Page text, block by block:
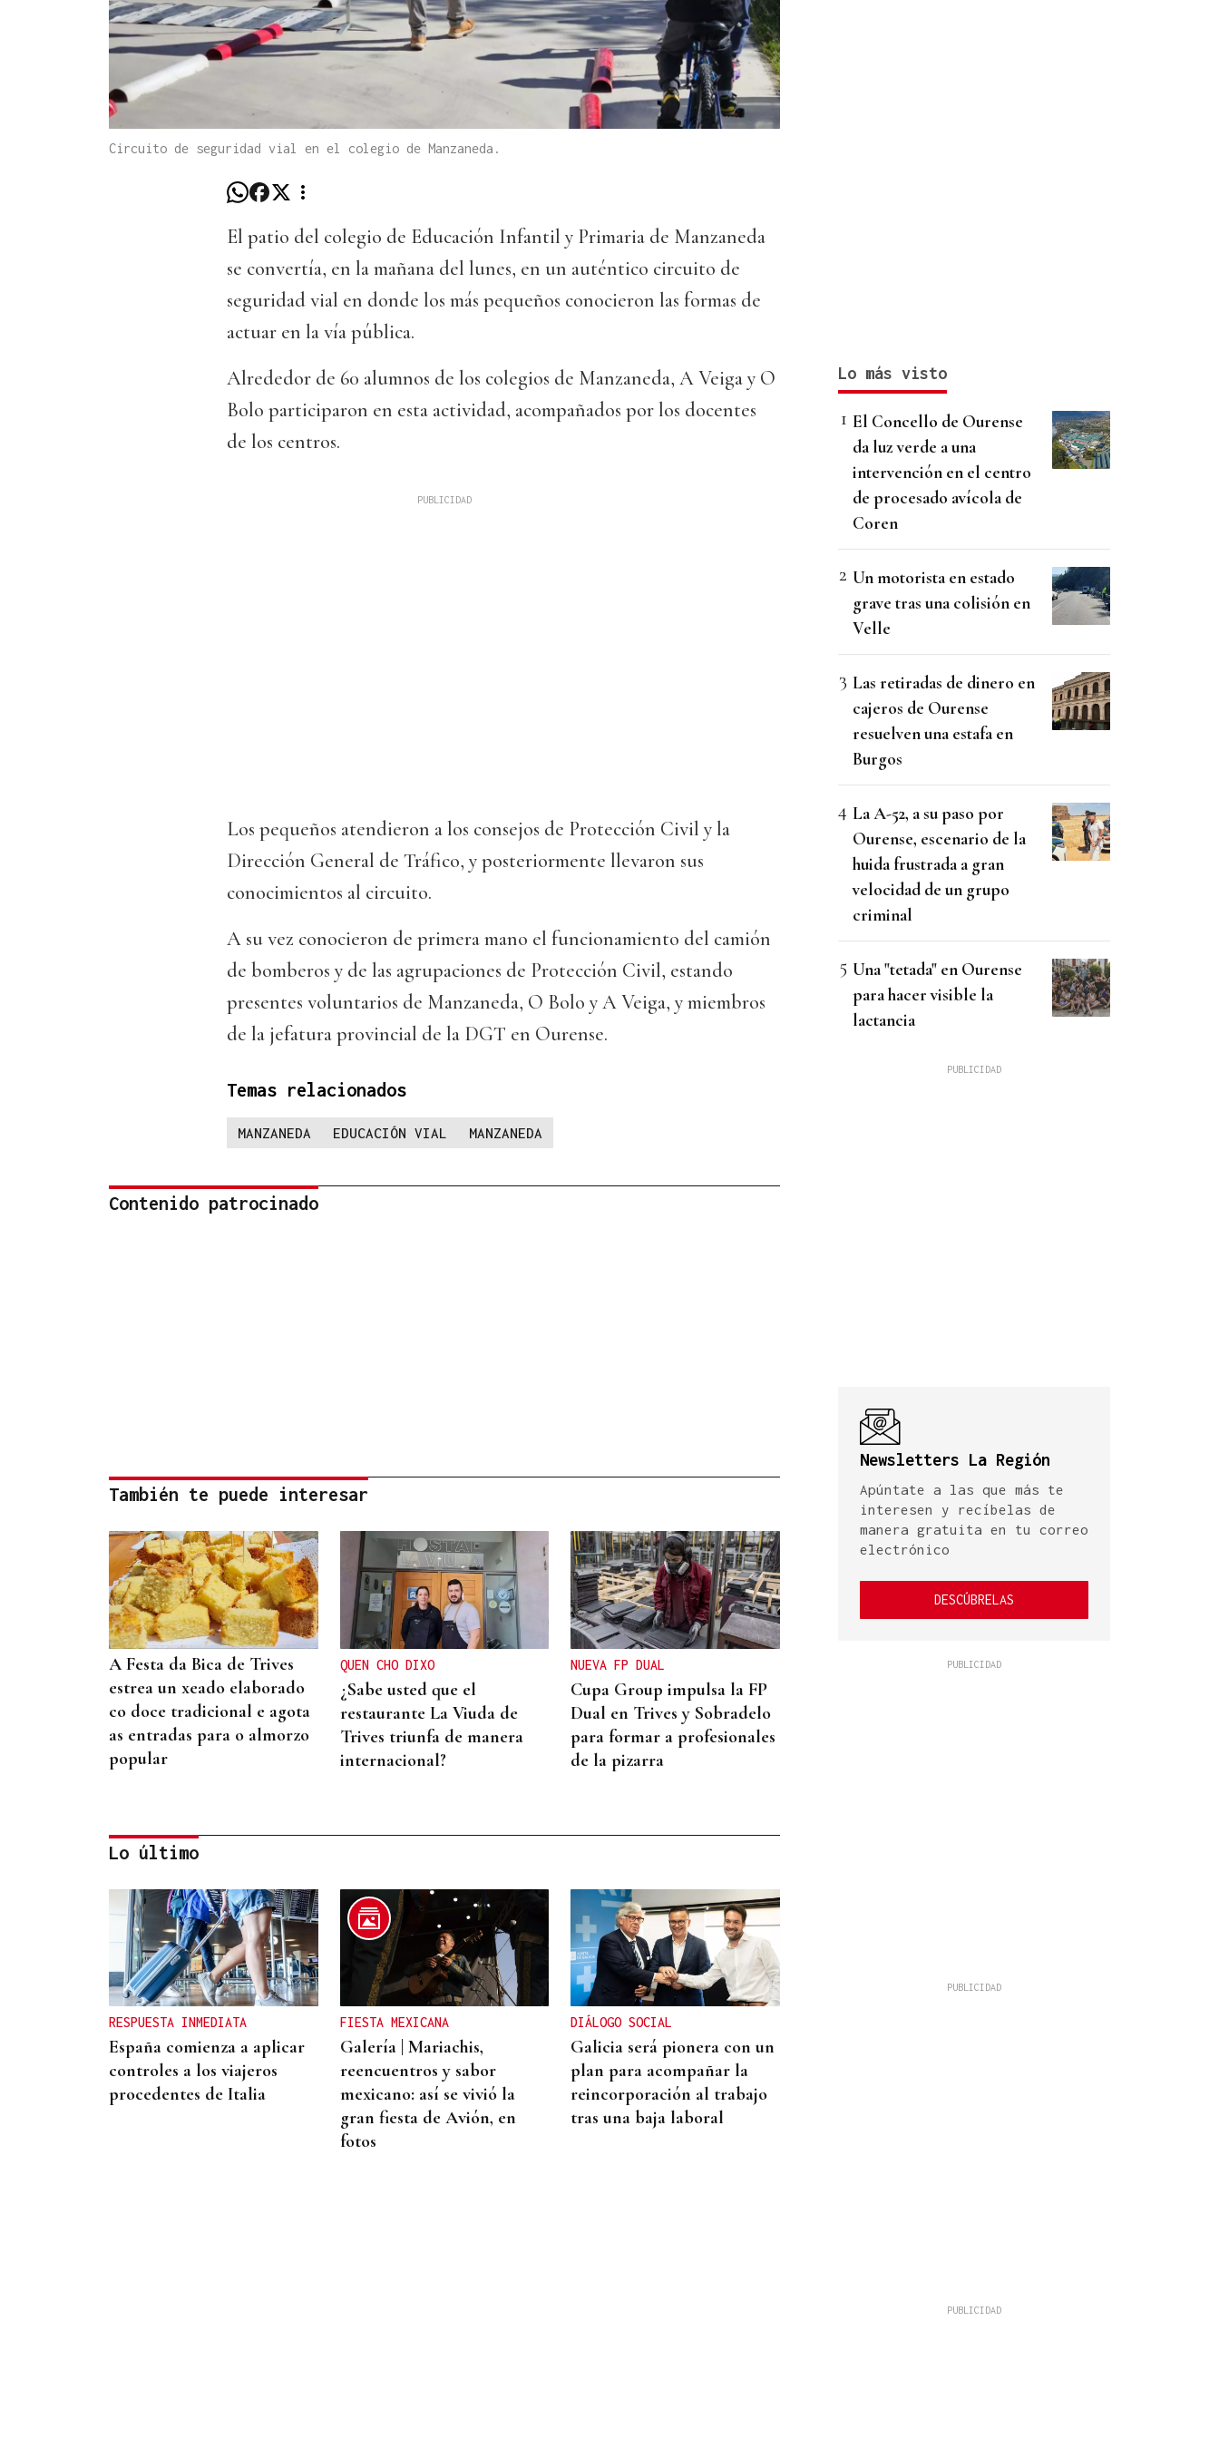
Circuito de seguridad vial en el colegio de Manzaneda.
El patio del colegio de Educación Infantil y Primaria de Manzaneda
se convertía, en la mañana del lunes, en un auténtico circuito de
seguridad vial en donde los más pequeños conocieron las formas de
actuar en la vía pública.
Alrededor de 60 alumnos de los colegios de Manzaneda, A Veiga y O
Bolo participaron en esta actividad, acompañados por los docentes
de los centros.
Los pequeños atendieron a los consejos de Protección Civil y la
Dirección General de Tráfico, y posteriormente llevaron sus
conocimientos al circuito.
A su vez conocieron de primera mano el funcionamiento del camión
de bomberos y de las agrupaciones de Protección Civil, estando
presentes voluntarios de Manzaneda, O Bolo y A Veiga, y miembros
de la jefatura provincial de la DGT en Ourense.
Temas relacionados
MANZANEDA EDUCACIÓN VIAL MANZANEDA
Contenido patrocinado
También te puede interesar
A Festa da Bica de Trives
estrea un xeado elaborado
co doce tradicional e agota
as entradas para o almorzo
popular
QUEN CHO DIXO
¿Sabe usted que el
restaurante La Viuda de
Trives triunfa de manera
internacional?
NUEVA FP DUAL
Cupa Group impulsa la FP
Dual en Trives y Sobradelo
para formar a profesionales
de la pizarra
MEDIO RURAL
Tres novos pasteiros en
Chandrexa e Manzaneda
Lo último
RESPUESTA INMEDIATA
España comienza a aplicar
controles a los viajeros
procedentes de Italia
FIESTA MEXICANA
Galería | Mariachis,
reencuentros y sabor
mexicano: así se vivió la
gran fiesta de Avión, en
fotos
DIÁLOGO SOCIAL
Galicia será pionera con un
plan para acompañar la
reincorporación al trabajo
tras una baja laboral
Lo más visto
El Concello de Ourense
da luz verde a una
intervención en el centro
de procesado avícola de
Coren
Un motorista en estado
grave tras una colisión en
Velle
Las retiradas de dinero en
cajeros de Ourense
resuelven una estafa en
Burgos
La A-52, a su paso por
Ourense, escenario de la
huida frustrada a gran
velocidad de un grupo
criminal
Una "tetada" en Ourense
para hacer visible la
lactancia
Newsletters La Región
Apúntate a las que más te
interesen y recíbelas de
manera gratuita en tu correo
electrónico
DESCÚBRELAS